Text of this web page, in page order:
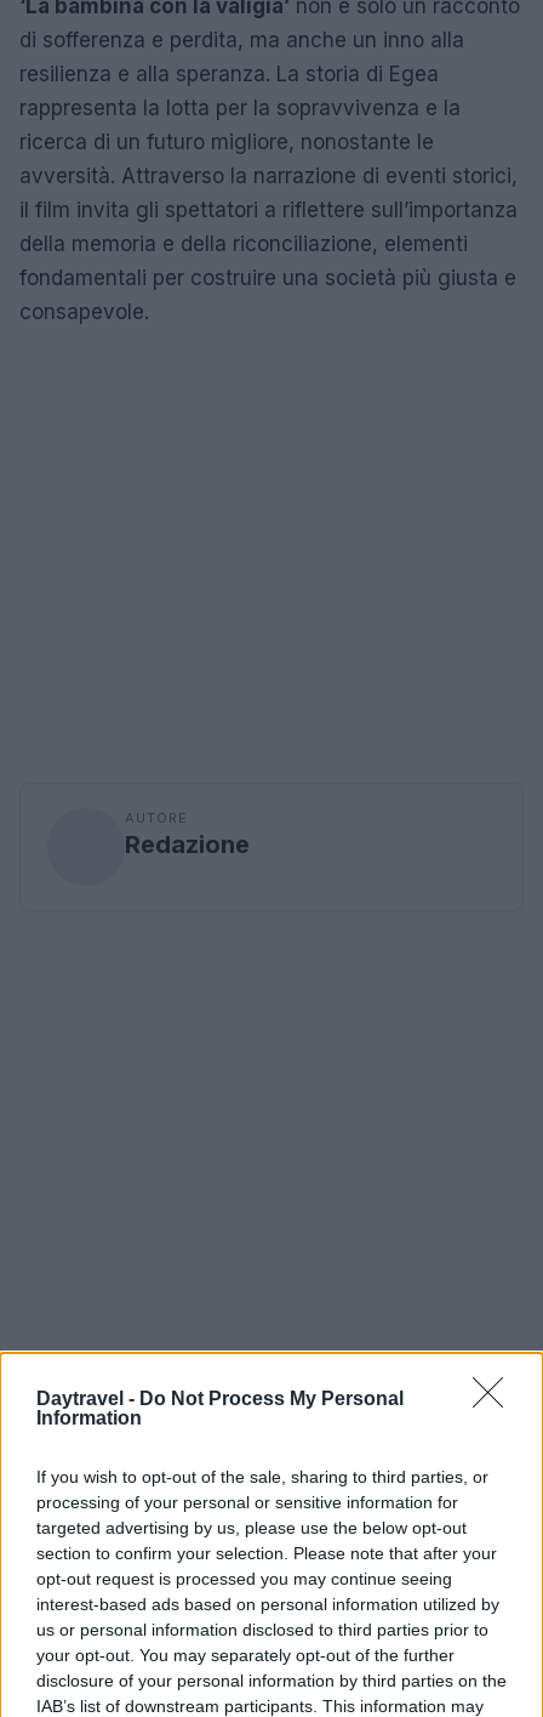
Daytravel - Do Not Process My Personal
Information
If you wish to opt-out of the sale, sharing to third parties, or
processing of your personal or sensitive information for
targeted advertising by us, please use the below opt-out
section to confirm your selection. Please note that after your
opt-out request is processed you may continue seeing
interest-based ads based on personal information utilized by
us or personal information disclosed to third parties prior to
your opt-out. You may separately opt-out of the further
disclosure of your personal information by third parties on the
IAB’s list of downstream participants. This information may
‘La bambina con la valigia’ non è solo un racconto
di sofferenza e perdita, ma anche un inno alla
resilienza e alla speranza. La storia di Egea
rappresenta la lotta per la sopravvivenza e la
ricerca di un futuro migliore, nonostante le
avversità. Attraverso la narrazione di eventi storici,
il film invita gli spettatori a riflettere sull’importanza
della memoria e della riconciliazione, elementi
fondamentali per costruire una società più giusta e
consapevole.
AUTORE
Redazione
Continua a leggere
1 GIORNO OUT